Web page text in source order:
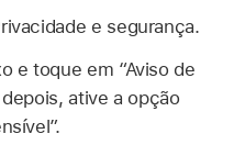
e segurança.
e toque em “Aviso de
ative a opção